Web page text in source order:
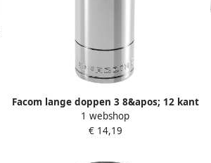
Facom lange doppen 3 8&apos; 12 kant
1 4 J.1 4LA
1 webshop
€ 14,19